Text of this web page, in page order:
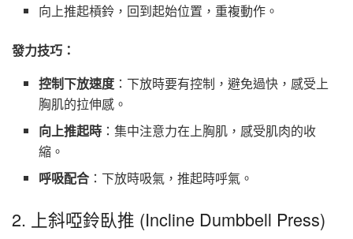
向上推起槓鈴，回到起始位置，重複動作。
發力技巧：
控制下放速度 ：下放時要有控制，避免過快，感受上
胸肌的拉伸感。
向上推起時 ：集中注意力在上胸肌，感受肌肉的收
縮。
呼吸配合 ：下放時吸氣，推起時呼氣。
2. 上斜啞鈴臥推 (Incline Dumbbell Press)